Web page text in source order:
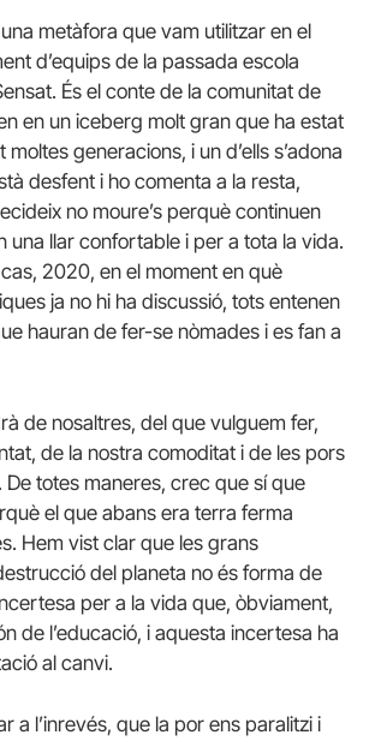
metàfora que vam utilitzar en el
d’equips de la passada escola
És el conte de la comunitat de
en un iceberg molt gran que ha estat
generacions, i un d’ells s’adona
desfent i ho comenta a la resta,
no moure’s perquè continuen
una llar confortable i per a tota la vida.
2020, en el moment en què
ja no hi ha discussió, tots entenen
hauran de fer-se nòmades i es fan a
de nosaltres, del que vulguem fer,
de la nostra comoditat i de les pors
totes maneres, crec que sí que
el que abans era terra ferma
Hem vist clar que les grans
del planeta no és forma de
per a la vida que, òbviament,
de l’educació, i aquesta incertesa ha
al canvi.
a l’inrevés, que la por ens paralitzi i